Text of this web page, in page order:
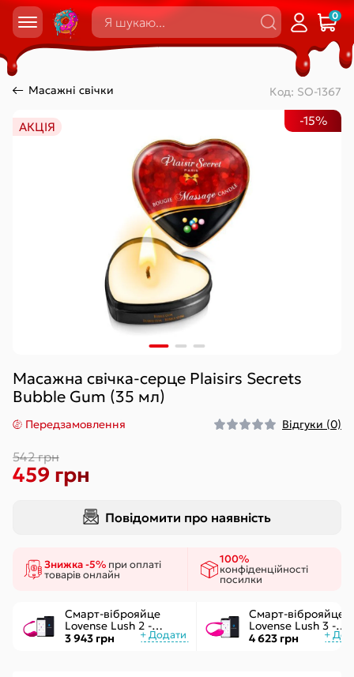
0
Масажні свічки Код: SO-1367
АКЦІЯ -15%
Масажна свічка-серце Plaisirs Secrets
Bubble Gum (35 мл)
Передзамовлення Відгуки (0)
542 грн
459 грн
Повідомити про наявність
Знижка -5% при оплаті
товарів онлайн
100%
конфіденційності
посилки
Смарт-віброяйце
Lovense Lush 2 -
управління через
додаток
3 943 грн
Смарт-віброяйце
Lovense Lush 3 -
керування через
інтернет
4 623 грн